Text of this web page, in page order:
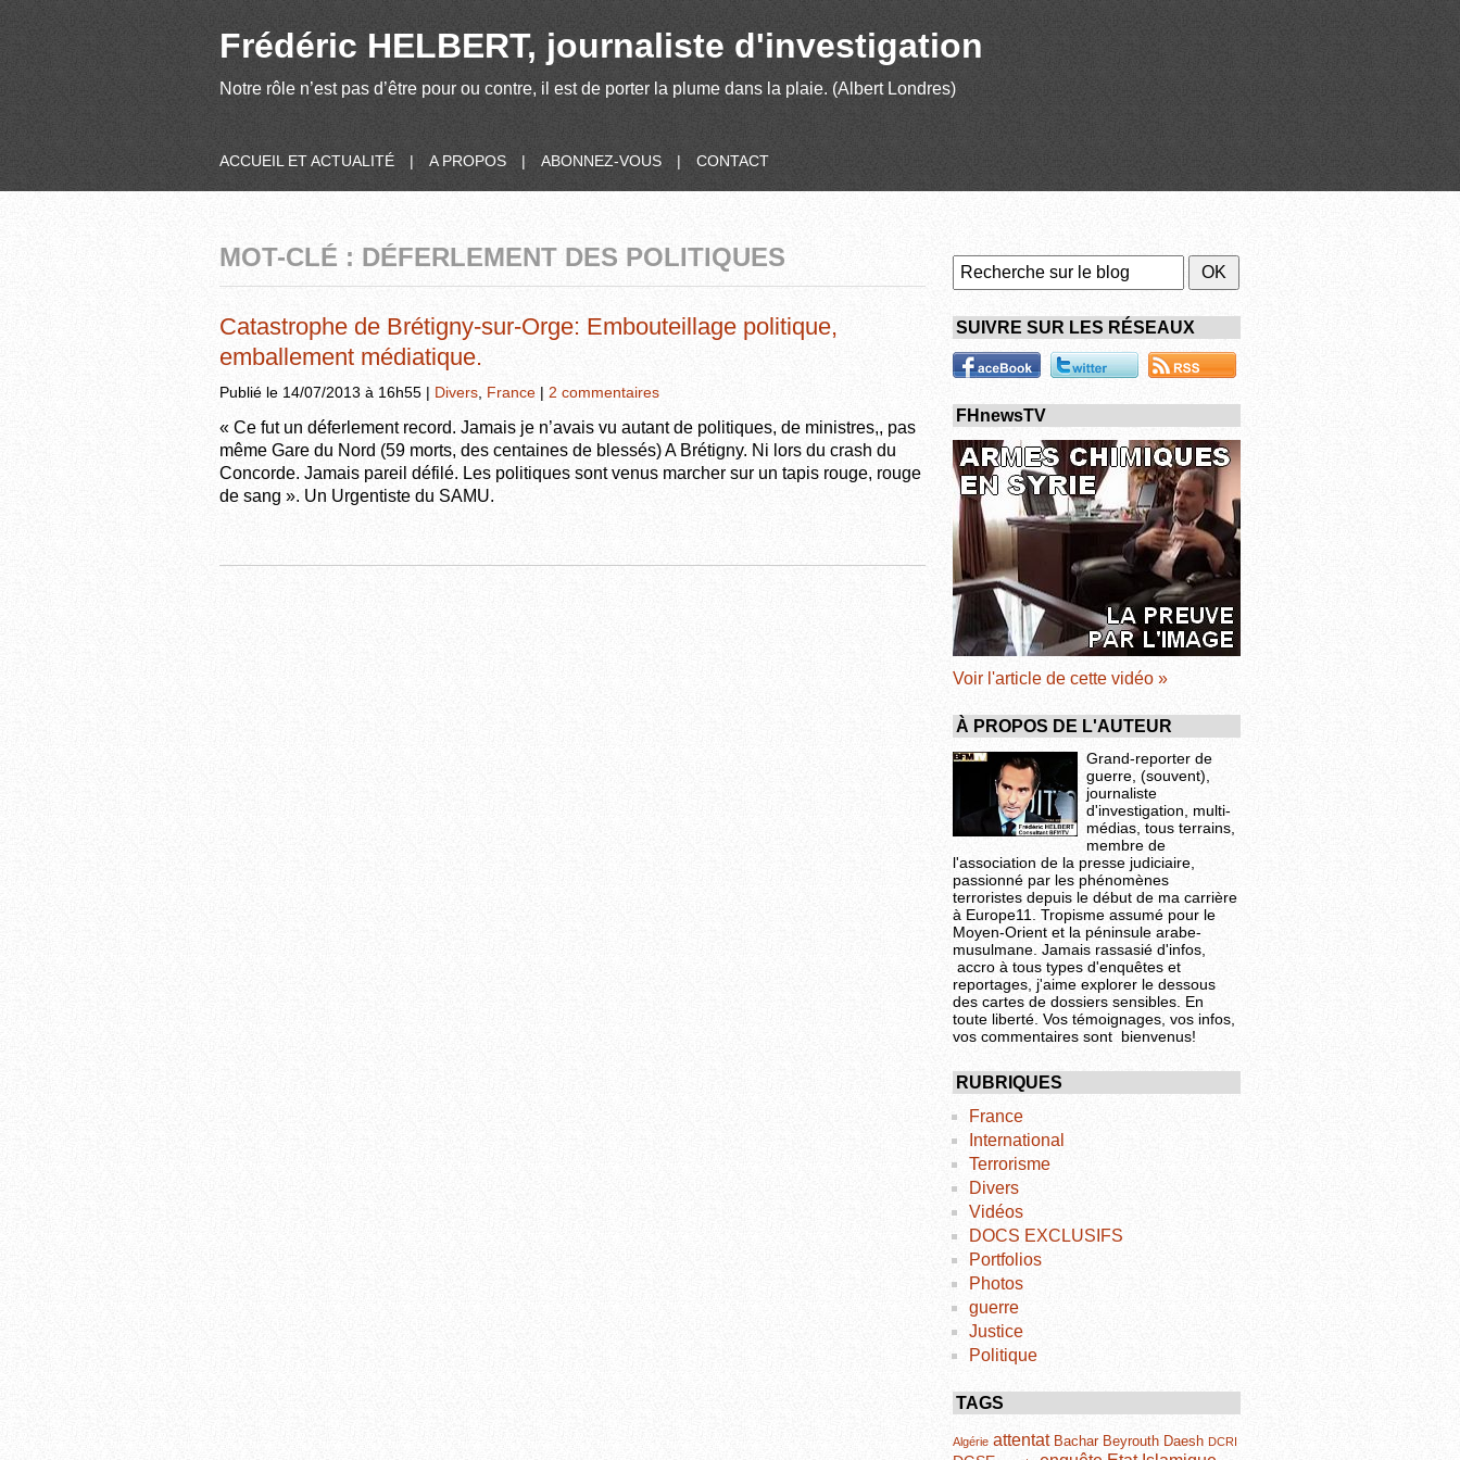
Frédéric HELBERT, journaliste d'investigation
Notre rôle n’est pas d’être pour ou contre, il est de porter la plume dans la plaie. (Albert Londres)
ACCUEIL ET ACTUALITÉ | A PROPOS | ABONNEZ-VOUS | CONTACT
MOT-CLÉ : DÉFERLEMENT DES POLITIQUES
Catastrophe de Brétigny-sur-Orge: Embouteillage politique,
emballement médiatique.
Publié le 14/07/2013 à 16h55 | Divers France | 2 commentaires
« Ce fut un déferlement record. Jamais je n’avais vu autant de politiques, de ministres,, pas
même Gare du Nord (59 morts, des centaines de blessés) A Brétigny. Ni lors du crash du
Concorde. Jamais pareil défilé. Les politiques sont venus marcher sur un tapis rouge, rouge
de sang ». Un Urgentiste du SAMU.
SUIVRE SUR LES RÉSEAUX
FHnewsTV
Voir l'article de cette vidéo »
À PROPOS DE L'AUTEUR
Grand-reporter de
guerre, (souvent),
journaliste
d'investigation, multi-
médias, tous terrains,
membre de
l'association de la presse judiciaire,
passionné par les phénomènes
terroristes depuis le début de ma carrière
à Europe11. Tropisme assumé pour le
Moyen-Orient et la péninsule arabe-
musulmane. Jamais rassasié d'infos,
accro à tous types d'enquêtes et
reportages, j'aime explorer le dessous
des cartes de dossiers sensibles. En
toute liberté. Vos témoignages, vos infos,
vos commentaires sont bienvenus!
RUBRIQUES
France
International
Terrorisme
Divers
Vidéos
DOCS EXCLUSIFS
Portfolios
Photos
guerre
Justice
Politique
TAGS
Algérie attentat Bachar Beyrouth Daesh DCRI